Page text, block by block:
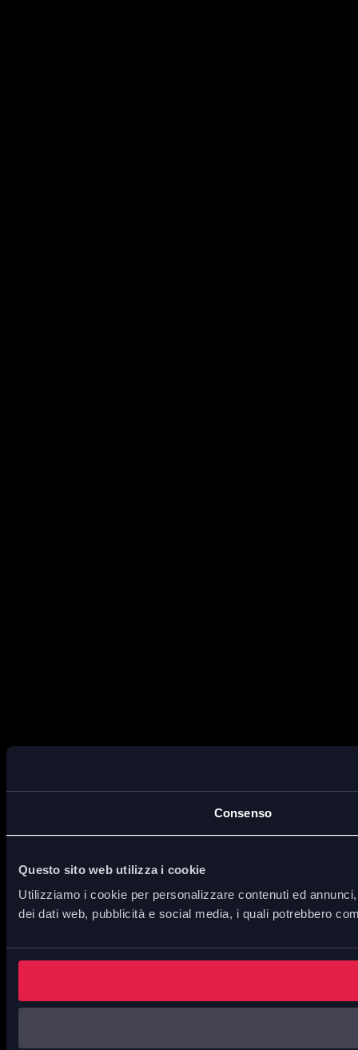
Consenso
Questo sito web utilizza i cookie
Utilizziamo i cookie per personalizzare contenuti ed
dei dati web, pubblicità e social media, i quali potrebbero